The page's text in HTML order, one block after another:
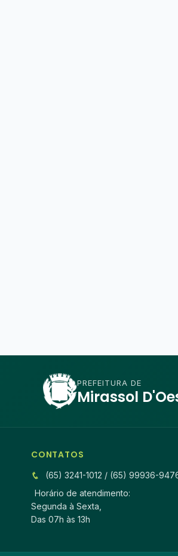
PREFEITURA DE
Mirassol
CONTATOS
(65) 3241-1012 / (65) 99936-
Horário de atendimento:
Segunda à Sexta,
Das 07h às 13h